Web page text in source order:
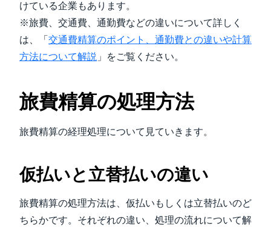
けている企業もあります。
※旅費、交通費、通勤費などの違いについて詳しく
は、「 交通費精算のポイント、通勤費との違いや計算
方法について解説 」をご覧ください。
旅費精算の処理方法
旅費精算の経理処理について見ていきます。
仮払いと立替払いの違い
旅費精算の処理方法は、仮払いもしくは立替払いのど
ちらかです。それぞれの違い、処理の流れについて解